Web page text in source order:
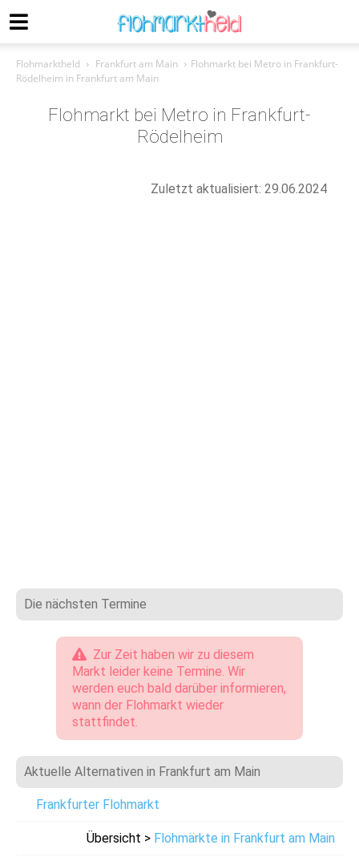
Flohmarktheld Frankfurt am Main
Flohmarkt bei Metro in Frankfurt-
Rödelheim in Frankfurt am Main
Flohmarkt bei Metro in Frankfurt-
Rödelheim
Zuletzt aktualisiert: 29.06.2024
Die nächsten Termine
Zur Zeit haben wir zu diesem
Markt leider keine Termine. Wir
werden euch bald darüber informieren,
wann der Flohmarkt wieder
stattfindet.
Aktuelle Alternativen in Frankfurt am Main
Frankfurter Flohmarkt
Übersicht > Flohmärkte in Frankfurt am Main